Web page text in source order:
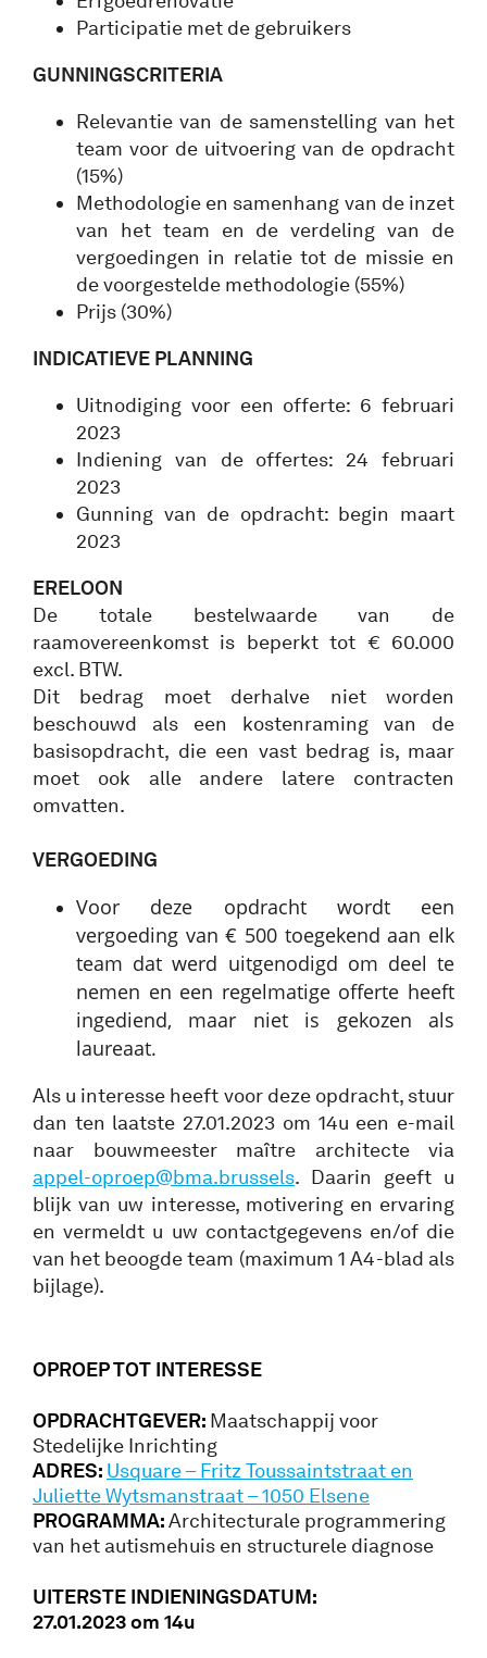
Participatie met de gebruikers
GUNNINGSCRITERIA
Relevantie van de samenstelling van het
team voor de uitvoering van de opdracht
(15%)
Methodologie en samenhang van de inzet
van het team en de verdeling van de
vergoedingen in relatie tot de missie en
de voorgestelde methodologie (55%)
Prijs (30%)
INDICATIEVE PLANNING
Uitnodiging voor een offerte: 6 februari
2023
Indiening van de offertes: 24 februari
2023
Gunning van de opdracht: begin maart
2023
ERELOON
De totale bestelwaarde van de
raamovereenkomst is beperkt tot € 60.000
excl. BTW.
Dit bedrag moet derhalve niet worden
beschouwd als een kostenraming van de
basisopdracht, die een vast bedrag is, maar
moet ook alle andere latere contracten
omvatten.
VERGOEDING
Voor deze opdracht wordt een
vergoeding van € 500 toegekend aan elk
team dat werd uitgenodigd om deel te
nemen en een regelmatige offerte heeft
ingediend, maar niet is gekozen als
laureaat.
Als u interesse heeft voor deze opdracht, stuur
dan ten laatste 27.01.2023 om 14u een e-mail
naar bouwmeester maître architecte via
appel-oproep@bma.brussels. Daarin geeft u
blijk van uw interesse, motivering en ervaring
en vermeldt u uw contactgegevens en/of die
van het beoogde team (maximum 1 A4-blad als
bijlage).
OPROEP TOT INTERESSE
OPDRACHTGEVER: Maatschappij voor
Stedelijke Inrichting
ADRES: Usquare – Fritz Toussaintstraat en
Juliette Wytsmanstraat – 1050 Elsene
PROGRAMMA:Architecturale programmering
van het autismehuis en structurele diagnose
UITERSTE INDIENINGSDATUM:
27.01.2023 om 14u